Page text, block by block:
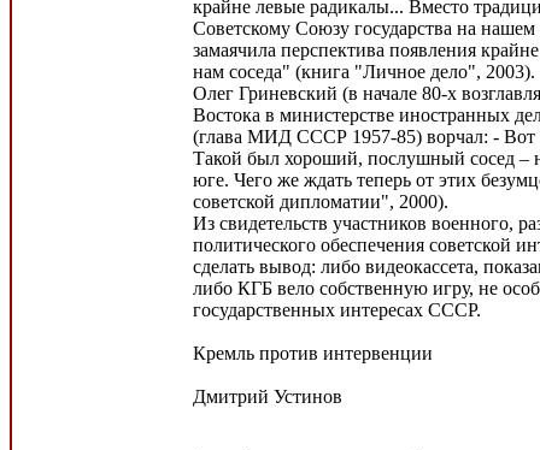
крайне левые радикалы... Вместо
Советскому Союзу государства на
замаячила перспектива появления
нам соседа" (книга "Личное дело", 2003).
Олег Гриневский (в начале 80-х
Востока в министерстве иностранных
(глава МИД СССР 1957-85) ворчал: - Вот
Такой был хороший, послушный сосед –
юге. Чего же ждать теперь от этих
советской дипломатии", 2000).
Из свидетельств участников военного,
политического обеспечения советской
сделать вывод: либо видеокассета,
либо КГБ вело собственную игру, не
государственных интересах СССР.
Кремль против интервенции
Дмитрий Устинов